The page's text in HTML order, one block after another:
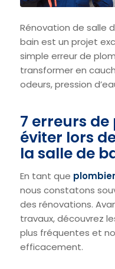
Rénovation de salle
bain est un projet
simple erreur de
transformer en
odeurs, pression
7 erreurs
éviter lors
la salle de
En tant que
nous constatons
des rénovations.
travaux, découvrez
plus fréquentes et
efficacement.